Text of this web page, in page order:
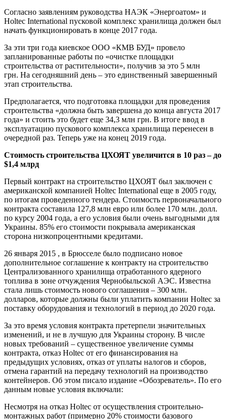
Согласно заявлениям руководства НАЭК «Энергоатом» и
Holtec International пусковой комплекс хранилища должен был
начать функционировать в конце 2017 года.
За эти три года киевское ООО «КМВ БУД» провело
запланированные работы по «очистке площадки
строительства от растительности», получив за это 5 млн
грн. На сегодняшний день – это единственный завершенный
этап строительства.
Предполагается, что подготовка площадки для проведения
строительства «должна быть завершена до конца августа 2017
года» и стоить это будет еще 34,3 млн грн. В итоге ввод в
эксплуатацию пускового комплекса хранилища перенесен в
очередной раз. Теперь уже на конец 2019 года.
Стоимость строительства ЦХОЯТ увеличится в 10 раз – до
$1,4 млрд
Первый контракт на строительство ЦХОЯТ был заключен с
американской компанией Holtec International еще в 2005 году,
по итогам проведенного тендера. Стоимость первоначального
контракта составила 127,8 млн евро или более 170 млн. долл.
по курсу 2004 года, а его условия были очень выгодными для
Украины. 85% его стоимости покрывала американская
сторона низкопроцентными кредитами.
26 января 2015 , в Брюсселе было подписано новое
дополнительное соглашение к контракту на строительство
Централизованного хранилища отработанного ядерного
топлива в зоне отчуждения Чернобыльской АЭС. Известна
стала лишь стоимость нового соглашения – 300 млн.
долларов, которые должны были уплатить компании Holtec за
поставку оборудования и технологий в период до 2020 года.
За это время условия контракта претерпели значительных
изменений, и не в лучшую для Украины сторону. В числе
новых требований – существенное увеличение суммы
контракта, отказ Holtec от его финансирования на
предыдущих условиях, отказ от уплаты налогов и сборов,
отмена гарантий на передачу технологий на производство
контейнеров. Об этом писало издание «Обозреватель». По его
данным новые условия включали:
Несмотря на отказ Holtec от осуществления строительно-
монтажных работ (примерно 20% стоимости базового